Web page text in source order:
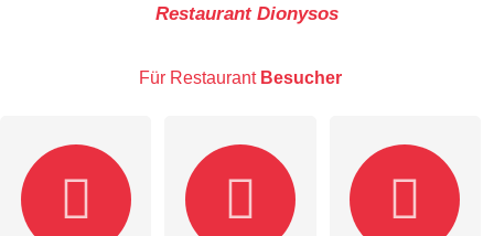
Restaurant Dionysos
Für Restaurant Besucher